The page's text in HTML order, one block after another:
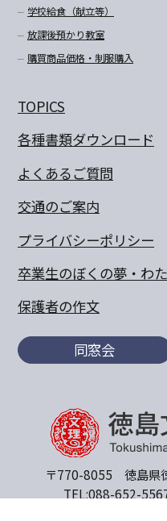
学校給食（献立等）
放課後預かり教室
購買商品価格・制服購入
TOPICS
各種書類ダウンロード
よくあるご質問
交通のご案内
プライバシーポリシー
卒業生のぼくの夢・わ
保護者の作文
同窓会
〒770-8055 徳島県
TEL:088-652-